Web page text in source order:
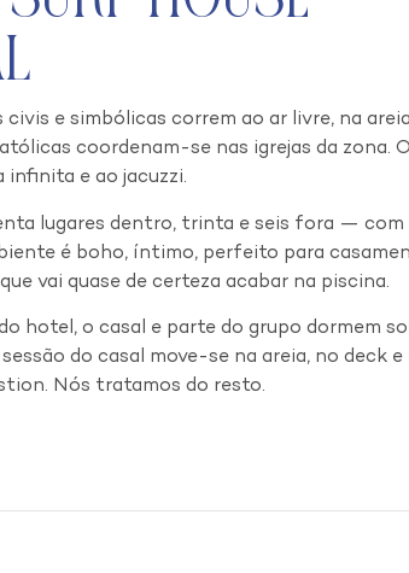
e simbólicas correm ao ar livre, na
coordenam-se nas igrejas da zona. O
e ao jacuzzi.
lugares dentro, trinta e seis fora — com
é boho, íntimo, perfeito para
vai quase de certeza acabar na piscina.
hotel, o casal e parte do grupo dormem
do casal move-se na areia, no deck e
Nós tratamos do resto.